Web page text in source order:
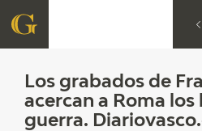
FUNDACIÓN
QUIENES SOMOS
Los grabados de
acercan a Roma los
guerra.